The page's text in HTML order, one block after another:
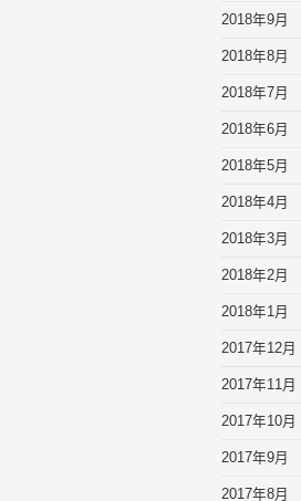
2018年9月
2018年8月
2018年7月
2018年6月
2018年5月
2018年4月
2018年3月
2018年2月
2018年1月
2017年12月
2017年11月
2017年10月
2017年9月
2017年8月